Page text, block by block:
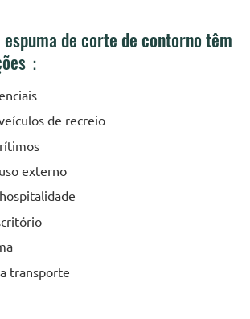
espuma de corte de contorno têm
：
de recreio
externo
transporte